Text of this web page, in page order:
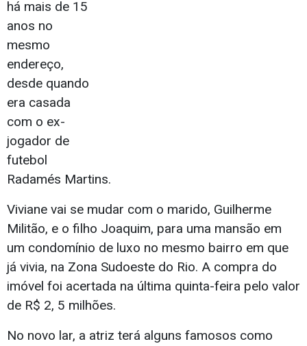
há mais de 15
anos no
mesmo
endereço,
desde quando
era casada
com o ex-
jogador de
futebol
Radamés Martins.
Viviane vai se mudar com o marido, Guilherme
Militão, e o filho Joaquim, para uma mansão em
um condomínio de luxo no mesmo bairro em que
já vivia, na Zona Sudoeste do Rio. A compra do
imóvel foi acertada na última quinta-feira pelo valor
de R$ 2, 5 milhões.
No novo lar, a atriz terá alguns famosos como